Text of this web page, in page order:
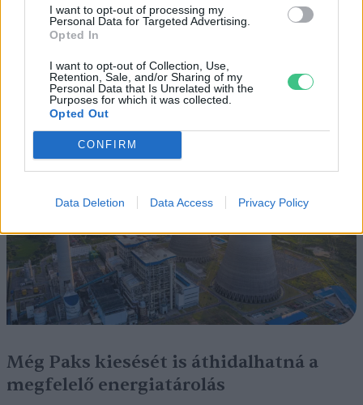
I want to opt-out of processing my
Personal Data for Targeted Advertising.
Opted In
I want to opt-out of Collection, Use,
Retention, Sale, and/or Sharing of my
Personal Data that Is Unrelated with the
Purposes for which it was collected.
Opted Out
CONFIRM
Data Deletion Data Access Privacy Policy
SZEMLE
mekkora a különbség az áradó és a
kiszáradó Duna között
Még Paks kiesését is áthidalhatná a
megfelelő energiatárolás